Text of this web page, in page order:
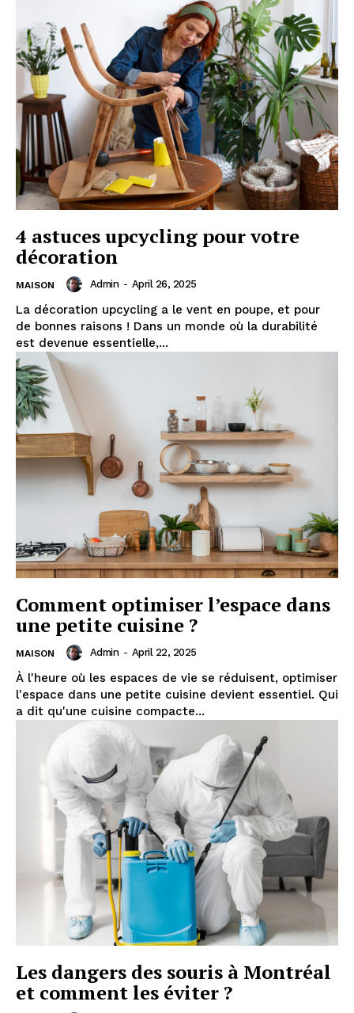
4 astuces upcycling pour votre
décoration
MAISON Admin - April 26, 2025
La décoration upcycling a le vent en poupe, et pour
de bonnes raisons ! Dans un monde où la durabilité
est devenue essentielle,...
Comment optimiser l’espace dans
une petite cuisine ?
MAISON Admin - April 22, 2025
À l'heure où les espaces de vie se réduisent, optimiser
l'espace dans une petite cuisine devient essentiel. Qui
a dit qu'une cuisine compacte...
Les dangers des souris à Montréal
et comment les éviter ?